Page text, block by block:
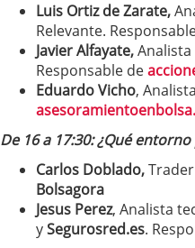
Luis Ortiz de Zarate,
Relevante.
Javier Alfayate,
Responsable de
Eduardo Vicho,
De 16 a 17:30: ¿Qué
Carlos Doblado,
Bolsagora
Jesus Perez, Analista
ySegurosred.es.